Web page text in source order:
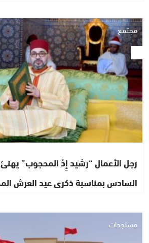
مجتمع
رجل الأعمال “رشيد إِدْ المحجوب”
السادس بمناسبة ذكرى عيد العرش
مستجدات